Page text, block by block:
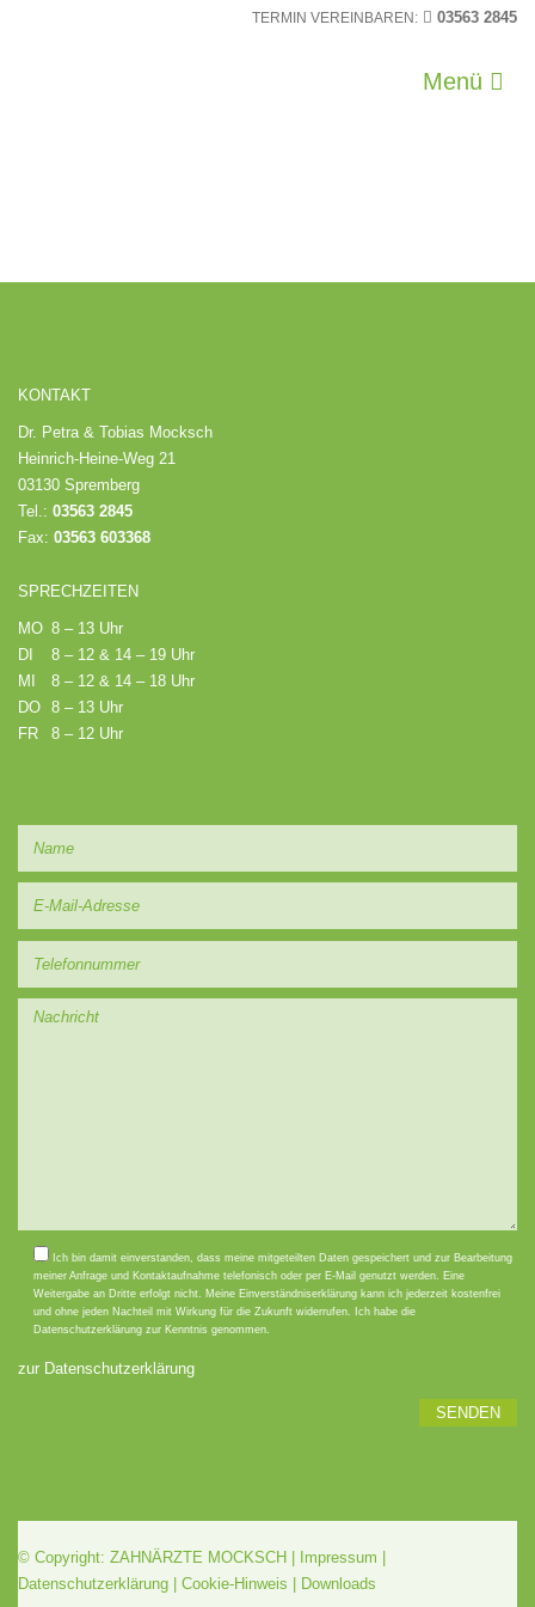
TERMIN VEREINBAREN: 03563 2845
Menü
KONTAKT
Dr. Petra & Tobias Mocksch
Heinrich-Heine-Weg 21
03130 Spremberg
Tel.: 03563 2845
Fax: 03563 603368
SPRECHZEITEN
MO 8 – 13 Uhr
DI
8 – 12 & 14 – 19 Uhr
MI
8 – 12 & 14 – 18 Uhr
DO 8 – 13 Uhr
FR
8 – 12 Uhr
Bitte lasse dieses Feld leer.
Ich bin damit einverstanden, dass meine mitgeteilten Daten gespeichert und zur Bearbeitung
meiner Anfrage und Kontaktaufnahme telefonisch oder per E-Mail genutzt werden. Eine
Weitergabe an Dritte erfolgt nicht. Meine Einverständniserklärung kann ich jederzeit kostenfrei
und ohne jeden Nachteil mit Wirkung für die Zukunft widerrufen. Ich habe die
Datenschutzerklärung zur Kenntnis genommen.
zur Datenschutzerklärung
© Copyright: ZAHNÄRZTE MOCKSCH | Impressum |
Datenschutzerklärung | Cookie-Hinweis | Downloads